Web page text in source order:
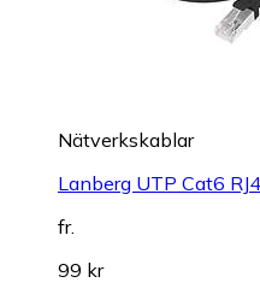
Nätverkskablar
Lanberg UTP Cat6
fr.
99 kr